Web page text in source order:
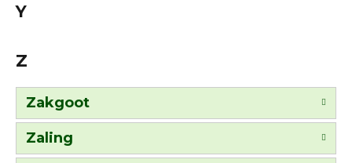
Y
Z
Zakgoot
Zaling